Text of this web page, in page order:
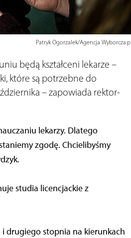
Patryk Ogorzalek/Agencja Wyborcza.pl
będą kształceni lekarze –
które są potrzebne do
– zapowiada rektor-
lekarzy. Dlatego
zgodę. Chcielibyśmy
studia licencjackie z
drugiego stopnia na kierunkach